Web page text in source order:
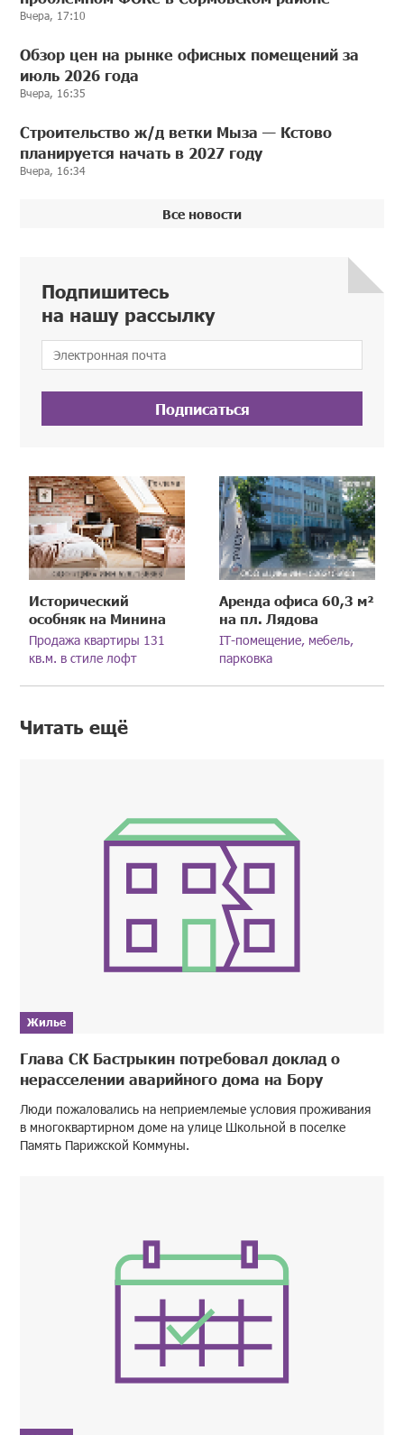
Вчера, 17:10
Обзор цен на рынке офисных помещений за
июль 2026 года
Вчера, 16:35
Строительство ж/д ветки Мыза — Кстово
планируется начать в 2027 году
Вчера, 16:34
Все новости
Подпишитесь
на нашу рассылку
Подписаться
Исторический
особняк на Минина
Продажа квартиры 131
кв.м. в стиле лофт
Аренда офиса 60,3 м²
на пл. Лядова
IT-помещение, мебель,
парковка
Читать ещё
Жилье
Глава СК Бастрыкин потребовал доклад о
нерасселении аварийного дома на Бору
Люди пожаловались на неприемлемые условия проживания
в многоквартирном доме на улице Школьной в поселке
Память Парижской Коммуны.